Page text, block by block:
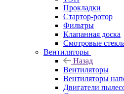
Прокладки
Стартор-ротор
Фильтры
Клапанная доска
Смотровые
Вентиляторы
Назад
Вентиляторы
Вентиляторы
Двигатели